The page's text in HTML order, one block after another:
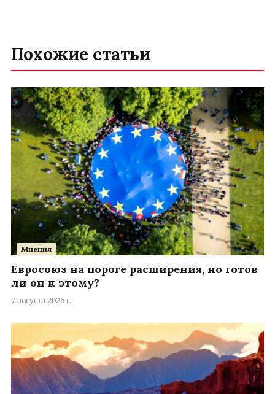
Похожие статьи
Мнения
Евросоюз на пороге расширения, но готов
ли он к этому?
7 августа 2026 г.